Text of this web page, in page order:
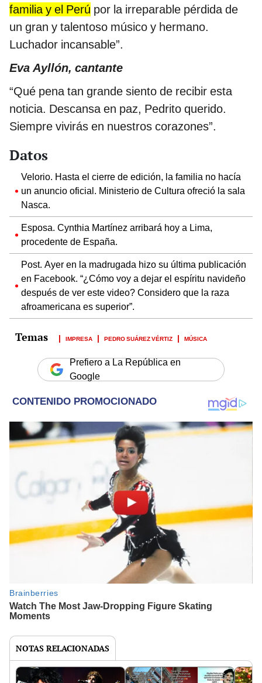
familia y el Perú por la irreparable pérdida de
un gran y talentoso músico y hermano.
Luchador incansable”.
Eva Ayllón, cantante
“Qué pena tan grande siento de recibir esta
noticia. Descansa en paz, Pedrito querido.
Siempre vivirás en nuestros corazones”.
Datos
Velorio. Hasta el cierre de edición, la familia no hacía
un anuncio oficial. Ministerio de Cultura ofreció la sala
Nasca.
Esposa. Cynthia Martínez arribará hoy a Lima,
procedente de España.
Post. Ayer en la madrugada hizo su última publicación
en Facebook. “¿Cómo voy a dejar el espíritu navideño
después de ver este video? Considero que la raza
afroamericana es superior”.
IMPRESA PEDRO SUÁREZ VÉRTIZ MÚSICA
Prefiero a La República en
Google
NOTAS RELACIONADAS